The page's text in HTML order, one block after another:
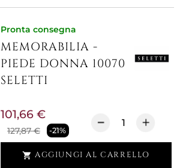
Pronta consegna
MEMORABILIA -
PIEDE DONNA 10070
SELETTI
127,87 € -21%
101,66 €
 AGGIUNGI AL CARRELLO